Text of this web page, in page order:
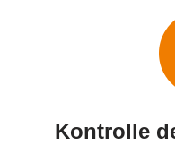
Kontrolle